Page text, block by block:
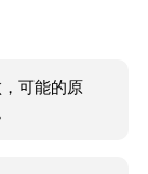
可能的原